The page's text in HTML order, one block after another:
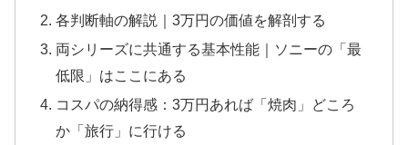
各判断軸の解説｜3万円の価値を解剖する
両シリーズに共通する基本性能｜ソニーの「最
低限」はここにある
コスパの納得感：3万円あれば「焼肉」どころ
か「旅行」に行ける